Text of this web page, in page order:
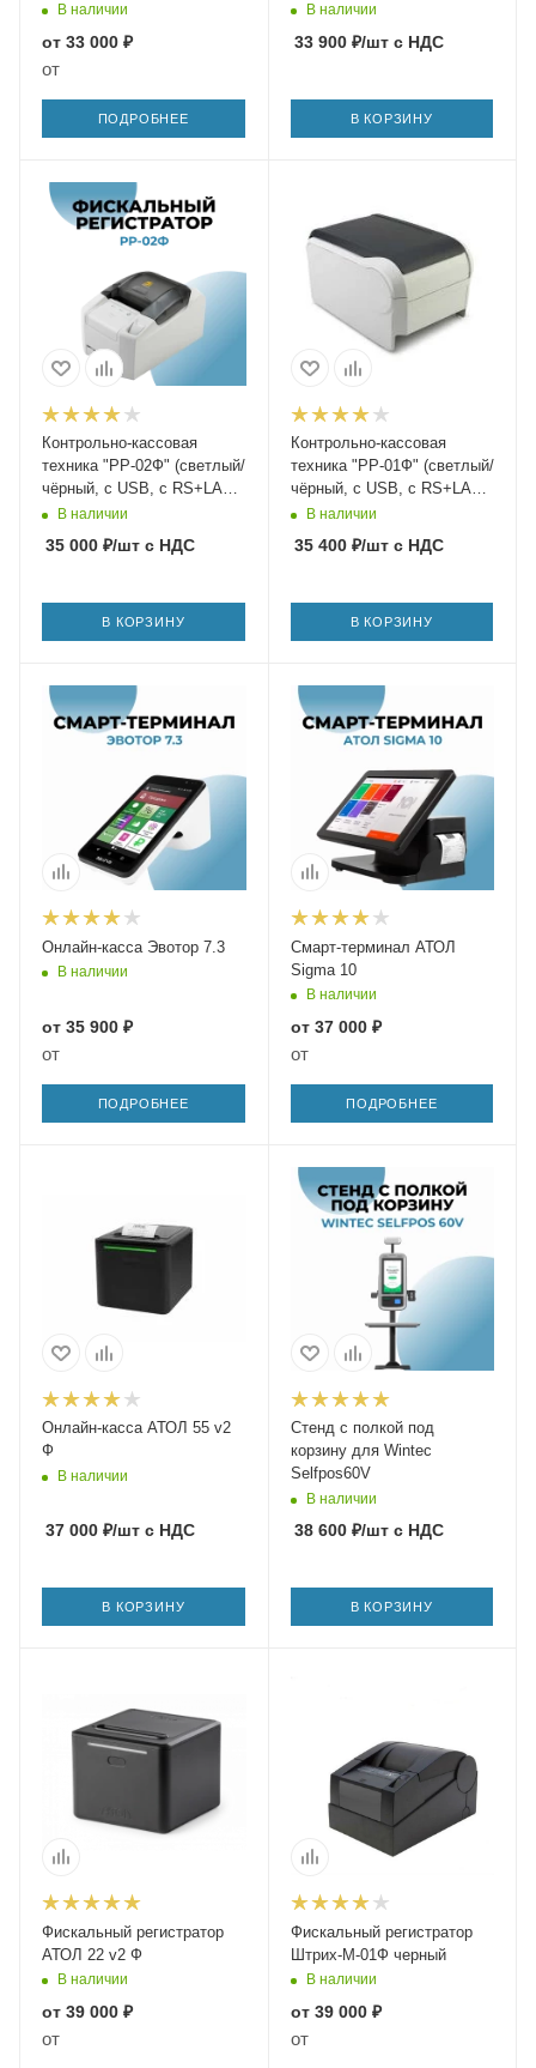
В наличии
от 33 000 ₽
от
ПОДРОБНЕЕ
В наличии
33 900₽/штс НДС
В КОРЗИНУ
Контрольно-кассовая
техника "РР-02Ф" (светлый/
чёрный, с USB, с RS+LAN,
без ФН)
В наличии
35 000 ₽/шт с НДС
В КОРЗИНУ
Контрольно-кассовая
техника "РР-01Ф" (светлый/
чёрный, с USB, с RS+LAN,
без ФН)
В наличии
35 400₽/штс НДС
В КОРЗИНУ
Онлайн-касса Эвотор 7.3
В наличии
от 35 900 ₽
от
ПОДРОБНЕЕ
Смарт-терминал АТОЛ
Sigma 10
В наличии
от 37 000 ₽
от
ПОДРОБНЕЕ
Онлайн-касса АТОЛ 55 v2
Ф
В наличии
37 000 ₽/шт с НДС
В КОРЗИНУ
Стенд с полкой под
корзину для Wintec
Selfpos60V
В наличии
38 600₽/штс НДС
В КОРЗИНУ
Фискальный регистратор
АТОЛ 22 v2 Ф
В наличии
от 39 000 ₽
от
Фискальный регистратор
Штрих-М-01Ф черный
В наличии
от 39 000 ₽
от